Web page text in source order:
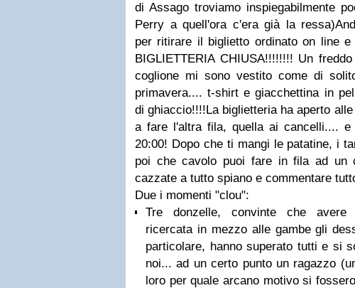
di Assago troviamo inspiegabilmente
Perry a quell'ora c'era già la
per ritirare il biglietto ordinato on line e
BIGLIETTERIA CHIUSA!!!!!!!! Un
coglione mi sono vestito come di
primavera.... t-shirt e giacchettina in
di ghiaccio!!!!La biglietteria ha aperto
a fare l'altra fila, quella ai cancelli....
20:00! Dopo che ti mangi le patatine, i
poi che cavolo puoi fare in fila ad un
cazzate a tutto spiano e commentare
Due i momenti "clou":
Tre donzelle, convinte che avere
ricercata in mezzo alle gambe gli
particolare, hanno superato tutti e si
noi... ad un certo punto un ragazzo
loro per quale arcano motivo si